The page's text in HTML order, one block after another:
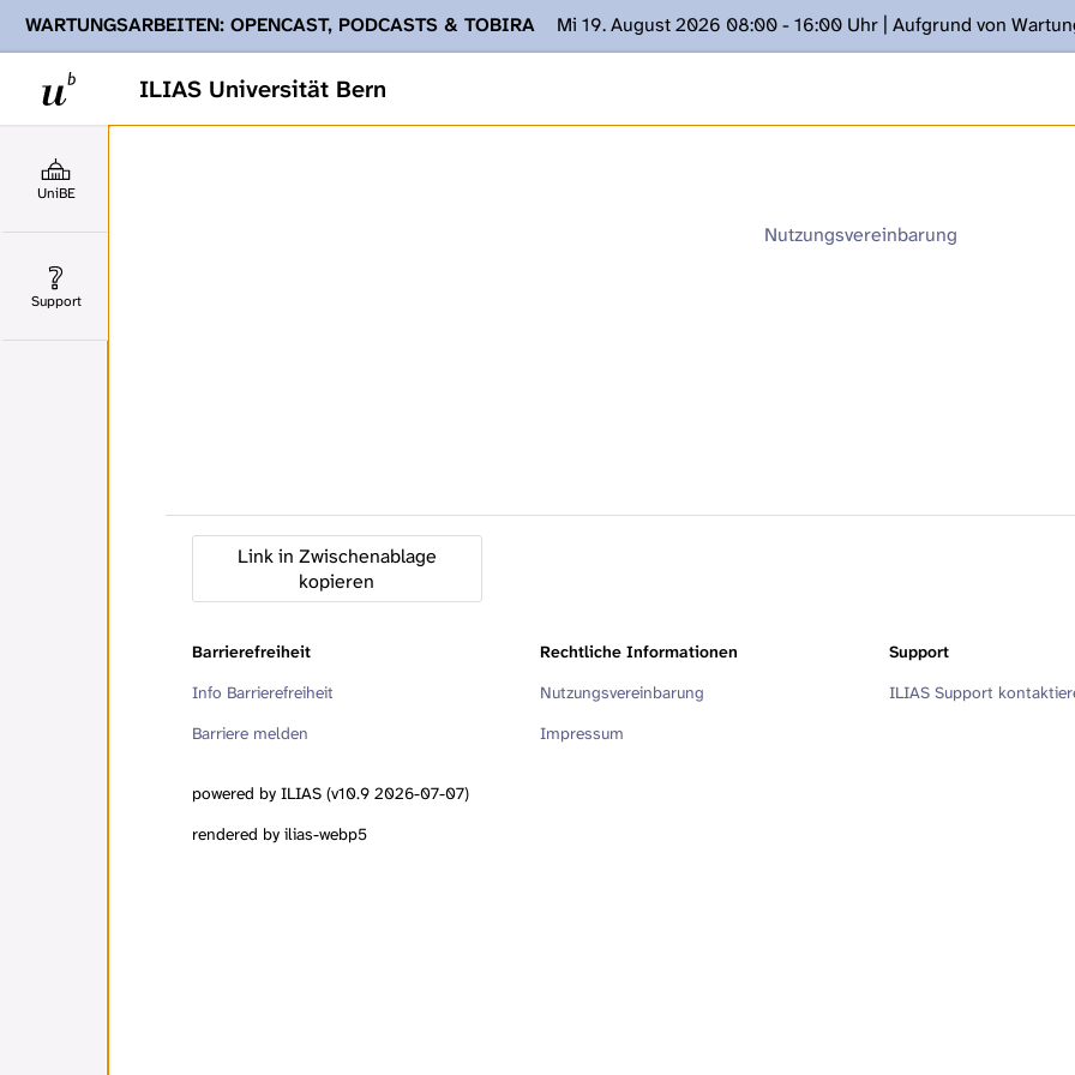
ILIAS Universität Bern
WARTUNGSARBEITEN: OPENCAST, PODCASTS & TOBIRA
Mi 19. August 2026 08:00 - 16:00 Uhr | Aufgrund von
Ihnen Podcasts, Opencast-Videos und Tobira nicht zur Verfügung stehen. Kontakt: www.podcast.unibe.ch
UniBE
Support
Nutzungsvereinbarung
Link in Zwischenablage
kopieren
Barrierefreiheit
Info Barrierefreiheit
Barriere melden
Rechtliche Informationen
Nutzungsvereinbarung
Impressum
Support
ILIAS Support
powered by ILIAS (v10.9 2026-07-07)
rendered by ilias-webp5